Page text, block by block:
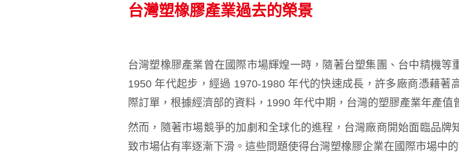
台灣塑橡膠產業過去的榮景
台灣塑橡膠產業曾在國際市場輝煌一時，隨著台塑集團、台中精機等
1950 年代起步，經過 1970-1980 年代的快速成長，許多廠商憑藉著
際訂單，根據經濟部的資料，1990 年代中期，台灣的塑膠產業年產值
然而，隨著市場競爭的加劇和全球化的進程，台灣廠商開始面臨品
致市場佔有率逐漸下滑。這些問題使得台灣塑橡膠企業在國際市場中